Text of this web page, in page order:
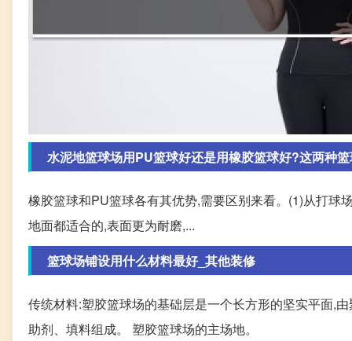
水泥地篮球场用PU篮球好还是用橡胶篮球好?这两种
橡胶篮球和PU篮球各有其优势,需要区别来看。(1)从打球
地面都适合的,表面更为耐磨,...
篮球场铺设用什么材料最好_其他装修
传统材料:塑胶篮球场的基础层是一个长方形的坚实平面,
助剂、填料组成。 塑胶篮球场的主场地。